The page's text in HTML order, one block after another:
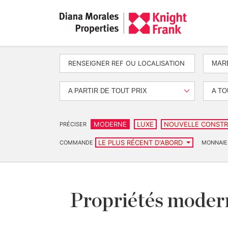
A PARTIR DE TOUT PRIX A
PRÉCISER MODERNE LUXE NOUVELLE
COMMANDE LE PLUS RÉCENT D'ABORD MONNAIE
Propriétés